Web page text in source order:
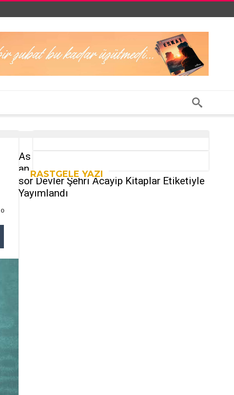
0
RASTGELE YAZI
As
an
sör Devler Şehri Acayip Kitaplar Etiketiyle
Yayımlandı